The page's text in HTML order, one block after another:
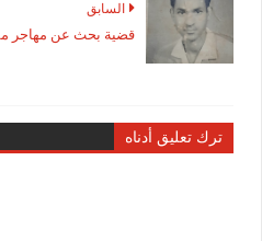
السابق
قضية بحث عن مهاجر
ترك تعليق أدناه